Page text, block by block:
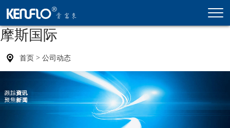
摩斯国际
首页 >公司动态